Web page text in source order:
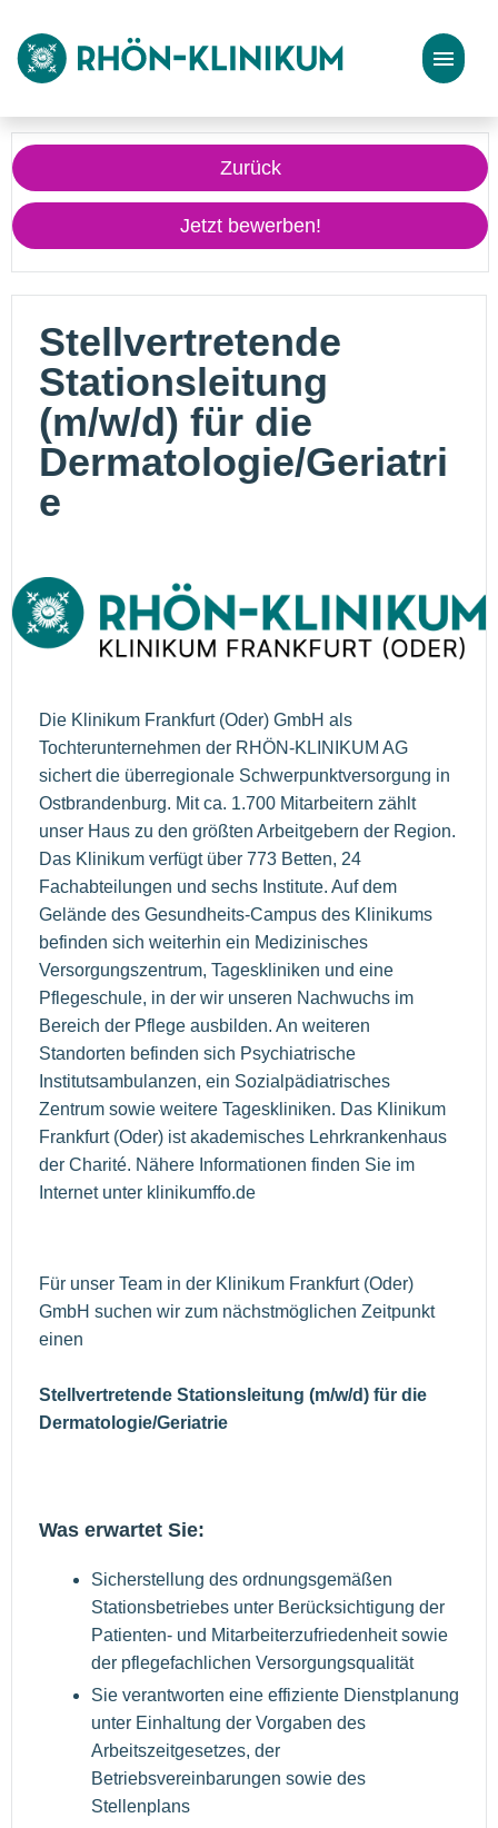
Stellenangebote
Bewerbungstipps
Zurück
Jetzt bewerben!
Stellvertretende
Stationsleitung
(m/w/d) für die
Dermatologie/Geriatri
e
Die Klinikum Frankfurt (Oder) GmbH als
Tochterunternehmen der RHÖN-KLINIKUM AG
sichert die überregionale Schwerpunktversorgung in
Ostbrandenburg. Mit ca. 1.700 Mitarbeitern zählt
unser Haus zu den größten Arbeitgebern der Region.
Das Klinikum verfügt über 773 Betten, 24
Fachabteilungen und sechs Institute. Auf dem
Gelände des Gesundheits-Campus des Klinikums
befinden sich weiterhin ein Medizinisches
Versorgungszentrum, Tageskliniken und eine
Pflegeschule, in der wir unseren Nachwuchs im
Bereich der Pflege ausbilden. An weiteren
Standorten befinden sich Psychiatrische
Institutsambulanzen, ein Sozialpädiatrisches
Zentrum sowie weitere Tageskliniken. Das Klinikum
Frankfurt (Oder) ist akademisches Lehrkrankenhaus
der Charité. Nähere Informationen finden Sie im
Internet unter klinikumffo.de
Für unser Team in der Klinikum Frankfurt (Oder)
GmbH suchen wir zum nächstmöglichen Zeitpunkt
einen
Stellvertretende Stationsleitung (m/w/d) für die
Dermatologie/Geriatrie
Was erwartet Sie:
Sicherstellung des ordnungsgemäßen
Stationsbetriebes unter Berücksichtigung der
Patienten- und Mitarbeiterzufriedenheit sowie
der pflegefachlichen Versorgungsqualität
Sie verantworten eine effiziente Dienstplanung
unter Einhaltung der Vorgaben des
Arbeitszeitgesetzes, der
Betriebsvereinbarungen sowie des
Stellenplans